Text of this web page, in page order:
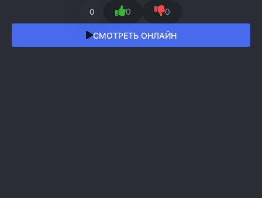
0 0 0
СМОТРЕТЬ ОНЛАЙН